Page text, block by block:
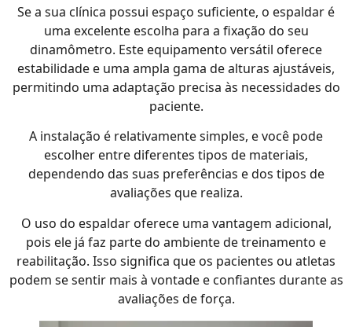
Se a sua clínica possui espaço suficiente, o espaldar é
uma excelente escolha para a fixação do seu
dinamômetro. Este equipamento versátil oferece
estabilidade e uma ampla gama de alturas ajustáveis,
permitindo uma adaptação precisa às necessidades do
paciente.
A instalação é relativamente simples, e você pode
escolher entre diferentes tipos de materiais,
dependendo das suas preferências e dos tipos de
avaliações que realiza.
O uso do espaldar oferece uma vantagem adicional,
pois ele já faz parte do ambiente de treinamento e
reabilitação. Isso significa que os pacientes ou atletas
podem se sentir mais à vontade e confiantes durante as
avaliações de força.